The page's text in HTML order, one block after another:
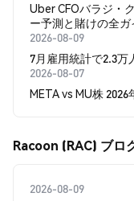
Uber CFOバラジ・
ー予測と賭けの全ガ
2026-08-09
7月雇用統計で2.3万
2026-08-07
META vs MU株
Racoon (RAC) ブロ
2026-08-09